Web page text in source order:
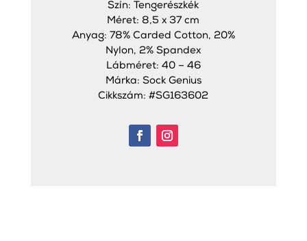
Szín: Tengerészkék
Méret: 8,5 x 37 cm
Anyag: 78% Carded Cotton, 20%
Nylon, 2% Spandex
Lábméret: 40 – 46
Márka: Sock Genius
Cikkszám: #SG163602